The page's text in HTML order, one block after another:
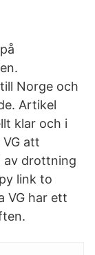
Norge och
Artikel
klar och i
att
av drottning
link to
VG har ett